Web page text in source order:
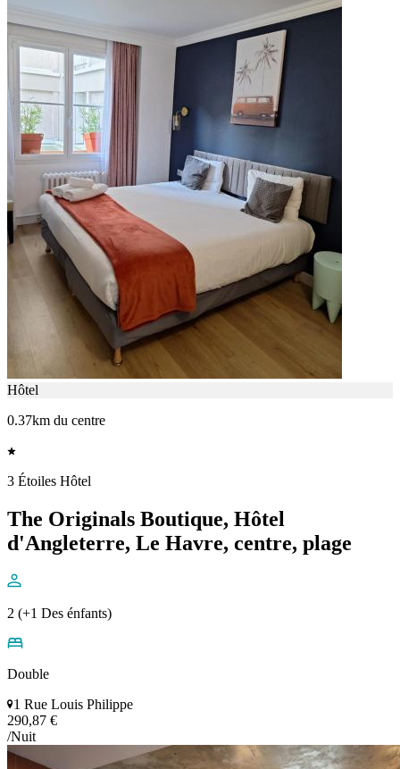
Hôtel
0.37km du centre
3 Étoiles Hôtel
The Originals Boutique, Hôtel
d'Angleterre, Le Havre, centre, plage
2 (+1 Des énfants)
Double
1 Rue Louis Philippe
290,87 €
/Nuit